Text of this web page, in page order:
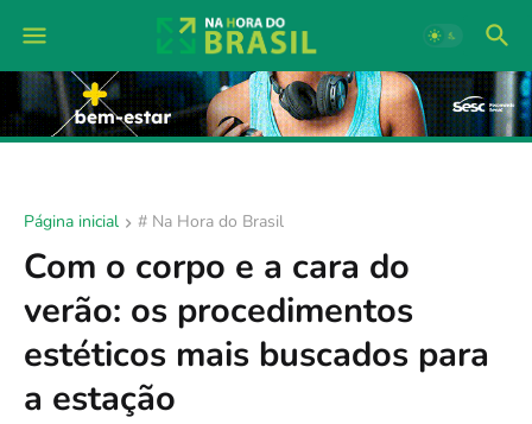
Página inicial # Na Hora do Brasil
Com o corpo e a cara do
verão: os procedimentos
estéticos mais buscados para
a estação